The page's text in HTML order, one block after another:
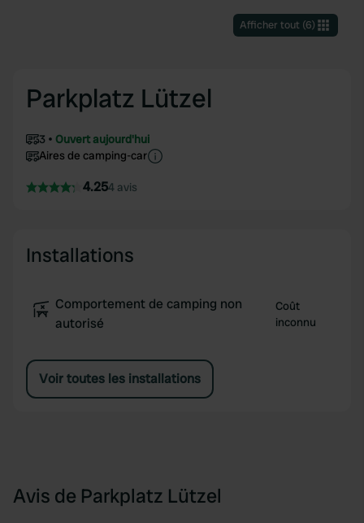
Afficher tout(6)
Parkplatz Lützel
3
Ouvert aujourd'hui
Aires de camping-car
4.254 avis
Installations
Comportement de camping non
autorisé
Coût
inconnu
Voir toutes les installations
Avis de Parkplatz Lützel